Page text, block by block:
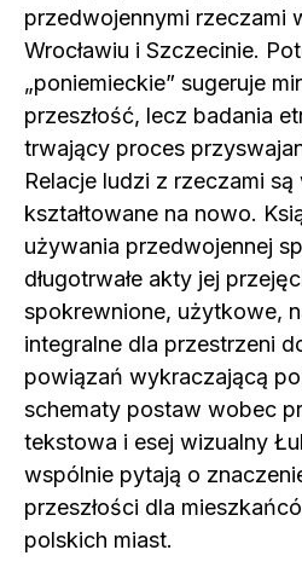
przedwojennymi rzeczami
Wrocławiu i Szczecinie.
„poniemieckie” sugeruje
przeszłość, lecz badania
trwający proces
Relacje ludzi z rzeczami
kształtowane na nowo.
używania przedwojennej
długotrwałe akty jej
spokrewnione, użytkowe,
integralne dla przestrzeni
powiązań wykraczającą
schematy postaw wobec
tekstowa i esej wizualny
wspólnie pytają o
przeszłości dla
polskich miast.